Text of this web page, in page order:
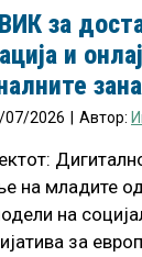
за
и
07/2026 Автор:
на младите
на
за